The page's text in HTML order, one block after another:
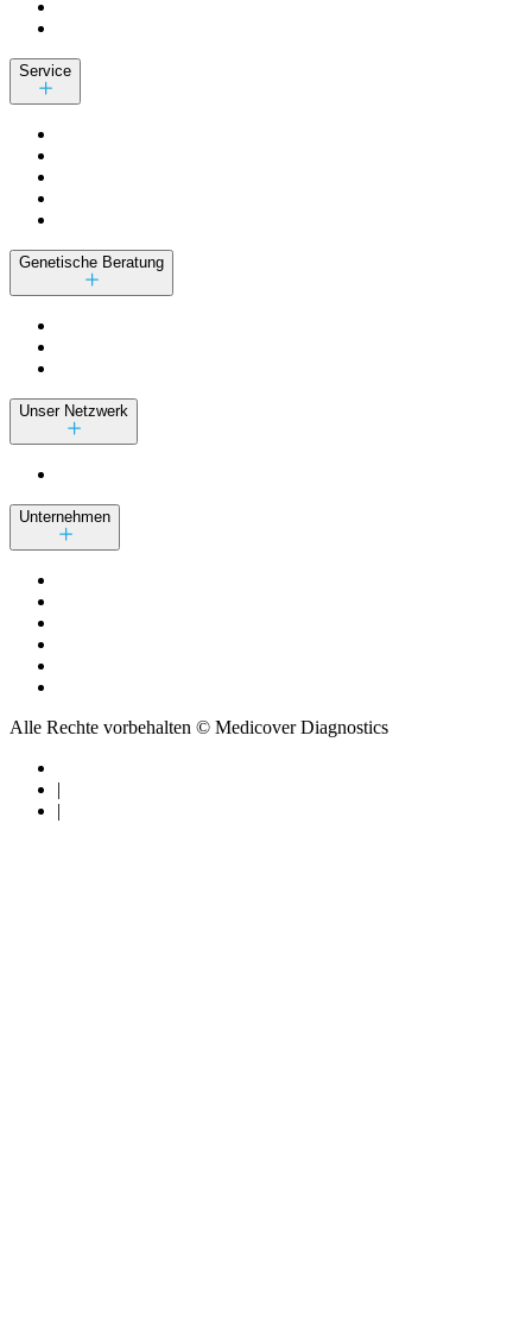
Service
Genetische Beratung
Unser Netzwerk
Unternehmen
Alle Rechte vorbehalten © Medicover Diagnostics
|
|